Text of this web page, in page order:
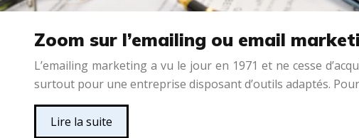
Zoom sur l’emailing ou email
L’emailing marketing a vu le jour en 1971 et ne cesse
surtout pour une entreprise disposant d’outils adaptés.
Lire la suite